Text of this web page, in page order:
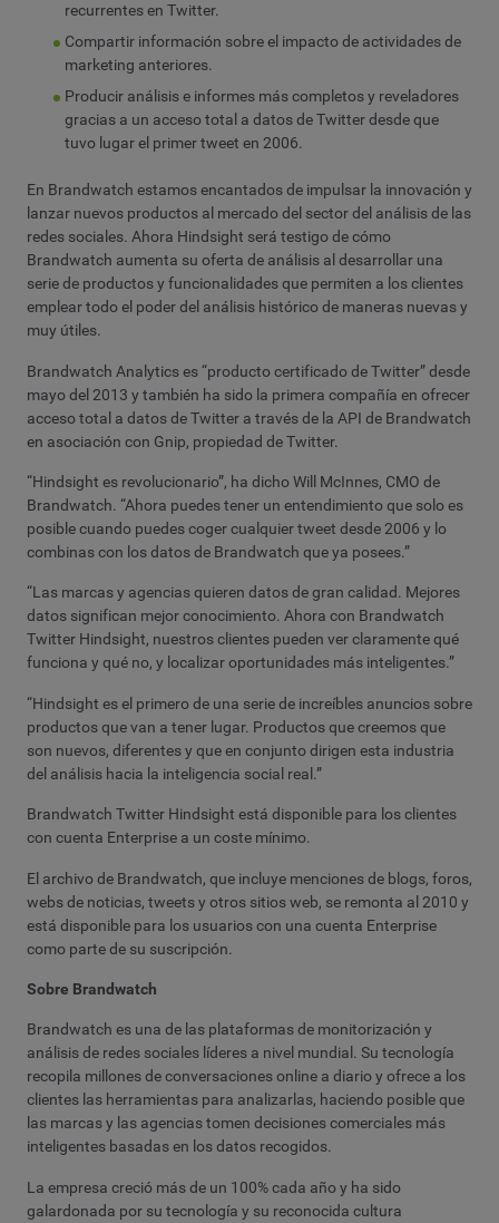
recurrentes en Twitter.
Compartir información sobre el impacto de actividades de
marketing anteriores.
Producir análisis e informes más completos y reveladores
gracias a un acceso total a datos de Twitter desde que
tuvo lugar el primer tweet en 2006.
En Brandwatch estamos encantados de impulsar la innovación y
lanzar nuevos productos al mercado del sector del análisis de las
redes sociales. Ahora Hindsight será testigo de cómo
Brandwatch aumenta su oferta de análisis al desarrollar una
serie de productos y funcionalidades que permiten a los clientes
emplear todo el poder del análisis histórico de maneras nuevas y
muy útiles.
Brandwatch Analytics es “producto certificado de Twitter” desde
mayo del 2013 y también ha sido la primera compañía en ofrecer
acceso total a datos de Twitter a través de la API de Brandwatch
en asociación con Gnip, propiedad de Twitter.
“Hindsight es revolucionario”, ha dicho Will McInnes, CMO de
Brandwatch. “Ahora puedes tener un entendimiento que solo es
posible cuando puedes coger cualquier tweet desde 2006 y lo
combinas con los datos de Brandwatch que ya posees.”
“Las marcas y agencias quieren datos de gran calidad. Mejores
datos significan mejor conocimiento. Ahora con Brandwatch
Twitter Hindsight, nuestros clientes pueden ver claramente qué
funciona y qué no, y localizar oportunidades más inteligentes.”
“Hindsight es el primero de una serie de increíbles anuncios sobre
productos que van a tener lugar. Productos que creemos que
son nuevos, diferentes y que en conjunto dirigen esta industria
del análisis hacia la inteligencia social real.”
Brandwatch Twitter Hindsight está disponible para los clientes
con cuenta Enterprise a un coste mínimo.
El archivo de Brandwatch, que incluye menciones de blogs, foros,
webs de noticias, tweets y otros sitios web, se remonta al 2010 y
está disponible para los usuarios con una cuenta Enterprise
como parte de su suscripción.
Sobre Brandwatch
Brandwatch es una de las plataformas de monitorización y
análisis de redes sociales líderes a nivel mundial. Su tecnología
recopila millones de conversaciones online a diario y ofrece a los
clientes las herramientas para analizarlas, haciendo posible que
las marcas y las agencias tomen decisiones comerciales más
inteligentes basadas en los datos recogidos.
La empresa creció más de un 100% cada año y ha sido
galardonada por su tecnología y su reconocida cultura